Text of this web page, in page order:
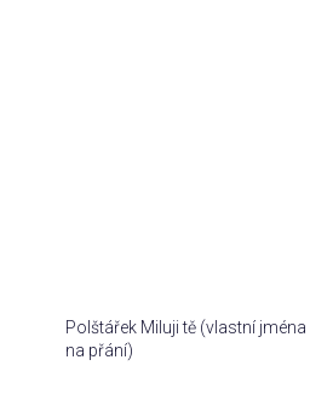
Polštářek Miluji tě (vlastní jména
na přání)